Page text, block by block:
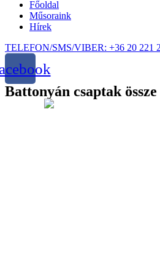
Főoldal
Műsoraink
Hírek
TELEFON/SMS/VIBER: +36 20 221
Battonyán csaptak